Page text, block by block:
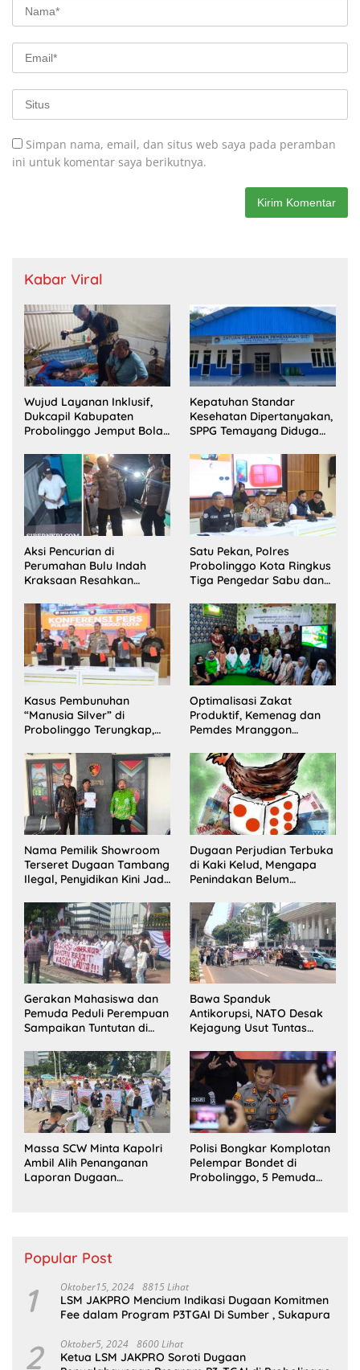
Simpan nama, email, dan situs web saya pada peramban
ini untuk komentar saya berikutnya.
Kabar Viral
Wujud Layanan Inklusif,
Dukcapil Kabupaten
Probolinggo Jemput Bola
Disabilitas di Dringu
Kepatuhan Standar
Kesehatan Dipertanyakan,
SPPG Temayang Diduga
Aksi Pencurian di
Perumahan Bulu Indah
Kraksaan Resahkan
Satu Pekan, Polres
Probolinggo Kota Ringkus
Tiga Pengedar Sabu dan
Kasus Pembunuhan
“Manusia Silver” di
Probolinggo Terungkap,
Satu Buron
Optimalisasi Zakat
Produktif, Kemenag dan
Pemdes Mranggon
Pelaksana Kampung
Zakat
Nama Pemilik Showroom
Terseret Dugaan Tambang
Ilegal, Penyidikan Kini Jadi
Dugaan Perjudian Terbuka
di Kaki Kelud, Mengapa
Penindakan Belum
Gerakan Mahasiswa dan
Pemuda Peduli Perempuan
Sampaikan Tuntutan di
Bawa Spanduk
Antikorupsi, NATO Desak
Kejagung Usut Tuntas
Massa SCW Minta Kapolri
Ambil Alih Penanganan
Laporan Dugaan
Polisi Bongkar Komplotan
Pelempar Bondet di
Probolinggo, 5 Pemuda
Popular Post
1 Oktober15, 2024 8815 Lihat
LSM JAKPRO Mencium Indikasi Dugaan Komitmen
Fee dalam Program P3TGAI Di Sumber , Sukapura
2 Oktober5, 2024 8600 Lihat
Ketua LSM JAKPRO Soroti Dugaan